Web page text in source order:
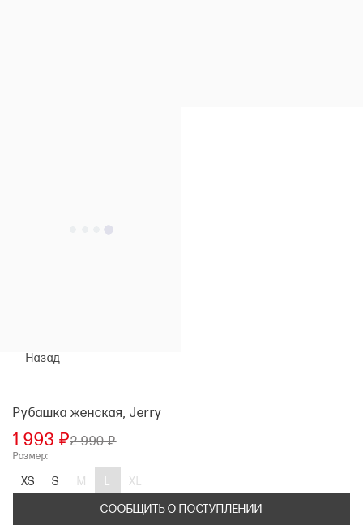
Назад
Рубашка женская, Jerry
1 993 ₽2 990 ₽
Размер:
XS S M L
XL
СООБЩИТЬ О ПОСТУПЛЕНИИ